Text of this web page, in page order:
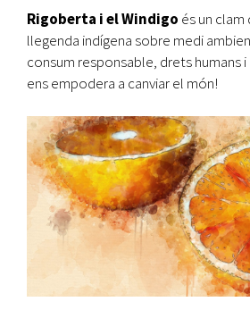
Rigoberta i el Windigo és un clam
llegenda indígena sobre medi
consum responsable, drets humans
ens empodera a canviar el món!